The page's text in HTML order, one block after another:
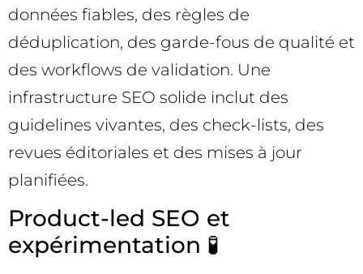
données fiables, des règles de
déduplication, des garde-fous de qualité et
des workflows de validation. Une
infrastructure SEO solide inclut des
guidelines vivantes, des check-lists, des
revues éditoriales et des mises à jour
planifiées.
Product-led SEO et
expérimentation 🧪